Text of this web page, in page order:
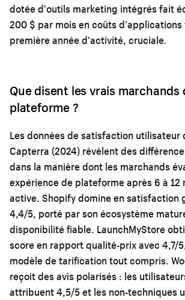
dotée d'outils marketing intégrés fait
200 $ par mois en coûts
première année d'activité, cruciale.
Que disent les vrais marchands
plateforme ?
Les données de satisfaction utilisateur
Capterra (2024) révèlent des
dans la manière dont les marchands
expérience de plateforme après 6 à 12
active. Shopify domine en satisfaction
4,4/5, porté par son écosystème
disponibilité fiable. LaunchMyStore
score en rapport qualité-prix avec 4,7/
modèle de tarification tout compris.
reçoit des avis polarisés : les
attribuent 4,5/5 et les non-techniques